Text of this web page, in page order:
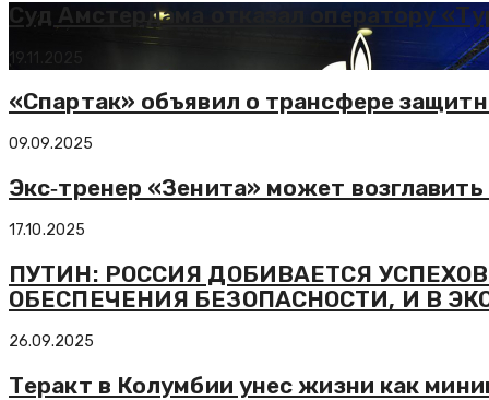
Суд Амстердама отказал оператору
19.11.2025
«Спартак» объявил о трансфере
09.09.2025
Экс‑тренер «Зенита» может
17.10.2025
ПУТИН: РОССИЯ ДОБИВАЕТСЯ
ОБЕСПЕЧЕНИЯ БЕЗОПАСНОСТИ, И В
26.09.2025
Теракт в Колумбии унес жизни как